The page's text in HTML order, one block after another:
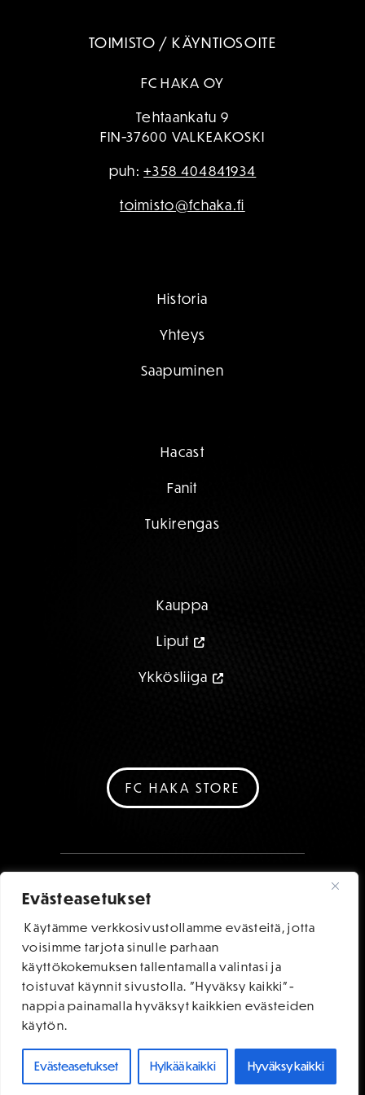
Evästeasetukset
Käytämme verkkosivustollamme evästeitä, jotta
voisimme tarjota sinulle parhaan
käyttökokemuksen tallentamalla valintasi ja
toistuvat käynnit sivustolla. "Hyväksy kaikki"-
nappia painamalla hyväksyt kaikkien evästeiden
käytön.
Evästeasetukset Hylkää kaikki Hyväksy kaikki
OSTA LIPUT
TOIMISTO / KÄYNTIOSOITE
FC HAKA OY
Tehtaankatu 9
FIN-37600 VALKEAKOSKI
puh:+358 404841934
toimisto@fchaka.fi
Historia
Yhteys
Saapuminen
Hacast
Fanit
Tukirengas
Kauppa
Liput
Ykkösliiga
FC HAKA STORE